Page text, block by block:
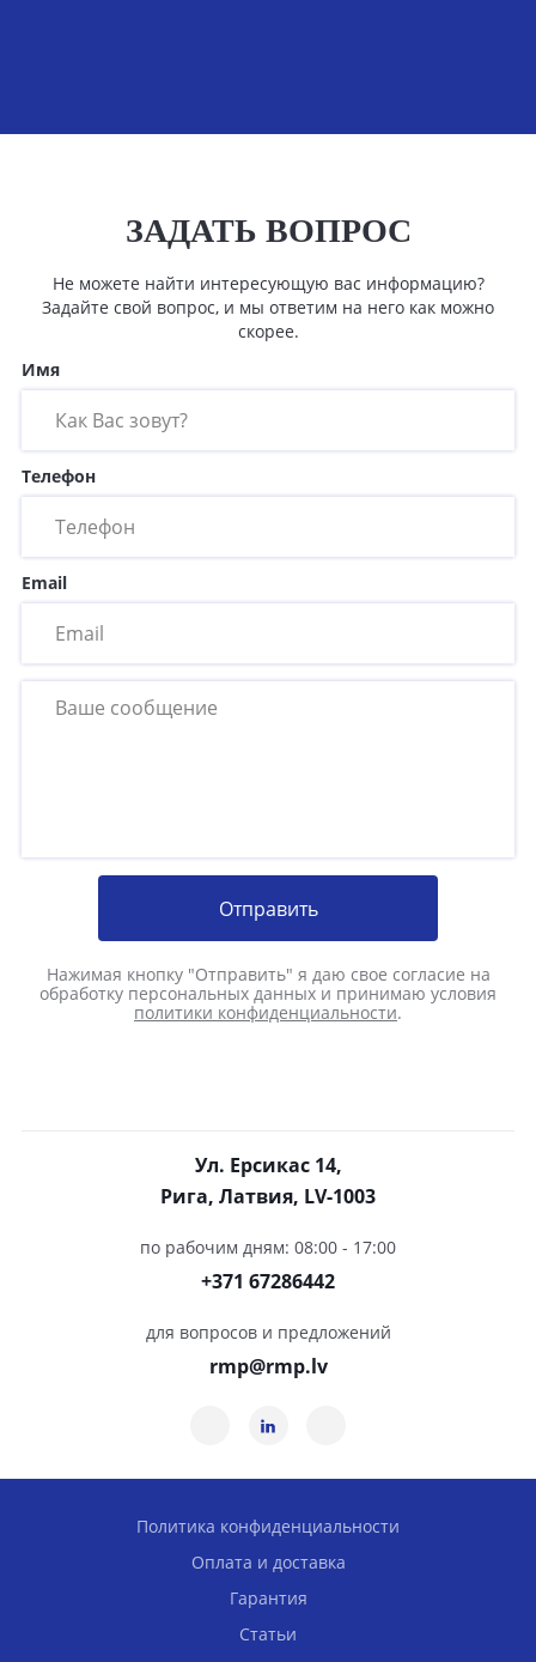
ЗАДАТЬ ВОПРОС
Не можете найти интересующую вас информацию?
Задайте свой вопрос, и мы ответим на него как можно
скорее.
Имя
Телефон
Email
Отправить
Нажимая кнопку "Отправить" я даю свое согласие на
обработку персональных данных и принимаю условия
политики конфиденциальности.
Ул. Ерсикас 14,
Рига, Латвия, LV-1003
по рабочим дням: 08:00 - 17:00
+371 67286442
для вопросов и предложений
rmp@rmp.lv
Политика конфиденциальности
Оплата и доставка
Гарантия
Статьи